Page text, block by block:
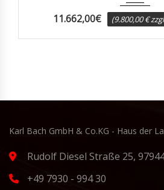
11.662,00€ (9.800,00 €
Karl Bach GmbH & Co.KG - Haus der
Rudolf Diesel Straße 25,
+49 7930 - 994 30